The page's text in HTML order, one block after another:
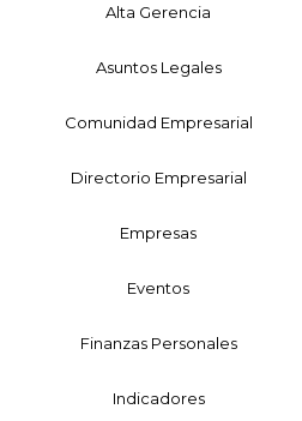
Alta Gerencia
Asuntos Legales
Comunidad Empresarial
Directorio Empresarial
Empresas
Eventos
Finanzas Personales
Indicadores